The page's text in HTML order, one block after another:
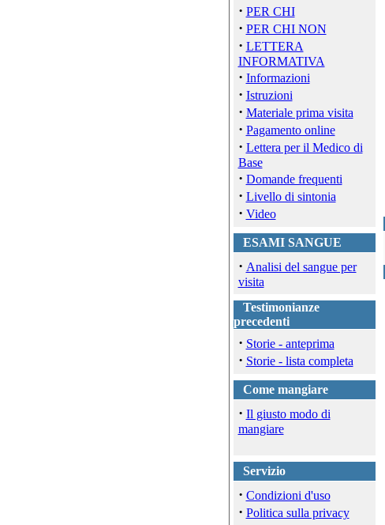
· PER CHI
· PER CHI NON
· LETTERA
INFORMATIVA
· Informazioni
· Istruzioni
· Materiale prima visita
· Pagamento online
· Lettera per il Medico di
Base
· Domande frequenti
· Livello di sintonia
· Video
ESAMI SANGUE
· Analisi del sangue per
visita
Testimonianze
precedenti
· Storie - anteprima
· Storie - lista completa
Come mangiare
· Il giusto modo di
mangiare
Servizio
· Condizioni d'uso
· Politica sulla privacy